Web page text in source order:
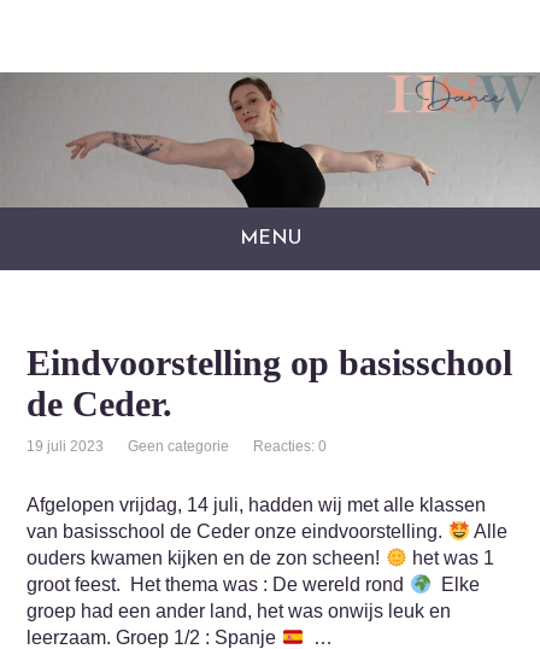
MENU
Eindvoorstelling op basisschool
de Ceder.
19 juli 2023 Geen categorie Reacties: 0
Afgelopen vrijdag, 14 juli, hadden wij met alle klassen
van basisschool de Ceder onze eindvoorstelling.
Alle
ouders kwamen kijken en de zon scheen!
het was 1
groot feest. Het thema was : De wereld rond
Elke
groep had een ander land, het was onwijs leuk en
leerzaam. Groep 1/2 : Spanje
…